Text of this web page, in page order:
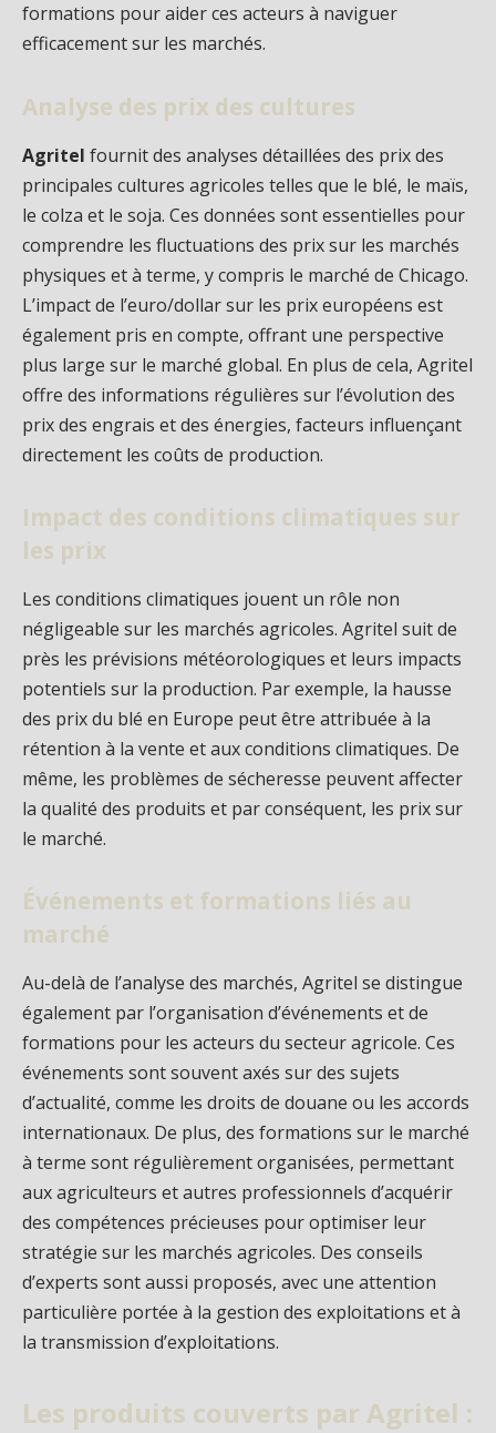
formations pour aider ces acteurs à naviguer
efficacement sur les marchés.
Analyse des prix des cultures
Agritel fournit des analyses détaillées des prix des
principales cultures agricoles telles que le blé, le maïs,
le colza et le soja. Ces données sont essentielles pour
comprendre les fluctuations des prix sur les marchés
physiques et à terme, y compris le marché de Chicago.
L’impact de l’euro/dollar sur les prix européens est
également pris en compte, offrant une perspective
plus large sur le marché global. En plus de cela, Agritel
offre des informations régulières sur l’évolution des
prix des engrais et des énergies, facteurs influençant
directement les coûts de production.
Impact des conditions climatiques sur
les prix
Les conditions climatiques jouent un rôle non
négligeable sur les marchés agricoles. Agritel suit de
près les prévisions météorologiques et leurs impacts
potentiels sur la production. Par exemple, la hausse
des prix du blé en Europe peut être attribuée à la
rétention à la vente et aux conditions climatiques. De
même, les problèmes de sécheresse peuvent affecter
la qualité des produits et par conséquent, les prix sur
le marché.
Événements et formations liés au
marché
Au-delà de l’analyse des marchés, Agritel se distingue
également par l’organisation d’événements et de
formations pour les acteurs du secteur agricole. Ces
événements sont souvent axés sur des sujets
d’actualité, comme les droits de douane ou les accords
internationaux. De plus, des formations sur le marché
à terme sont régulièrement organisées, permettant
aux agriculteurs et autres professionnels d’acquérir
des compétences précieuses pour optimiser leur
stratégie sur les marchés agricoles. Des conseils
d’experts sont aussi proposés, avec une attention
particulière portée à la gestion des exploitations et à
la transmission d’exploitations.
Les produits couverts par Agritel :